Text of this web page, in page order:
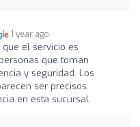
1 year ago
el servicio es
que toman
y seguridad. Los
ser precisos.
en esta sucursal.